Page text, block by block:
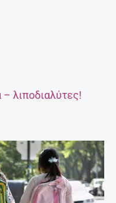
λιποδιαλύτες!